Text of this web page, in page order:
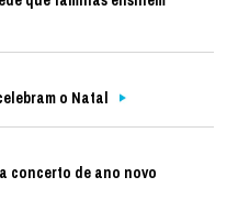
o Natal
concerto de ano novo